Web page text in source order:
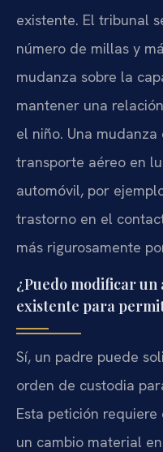
existente. El tribunal
número de millas y
mudanza sobre la
mantener una
el niño. Una
transporte aéreo en
automóvil, por
trastorno en el
más rigurosamente
¿Puedo modificar
existente para
Sí, un padre puede
orden de custodia
Esta petición
un cambio material